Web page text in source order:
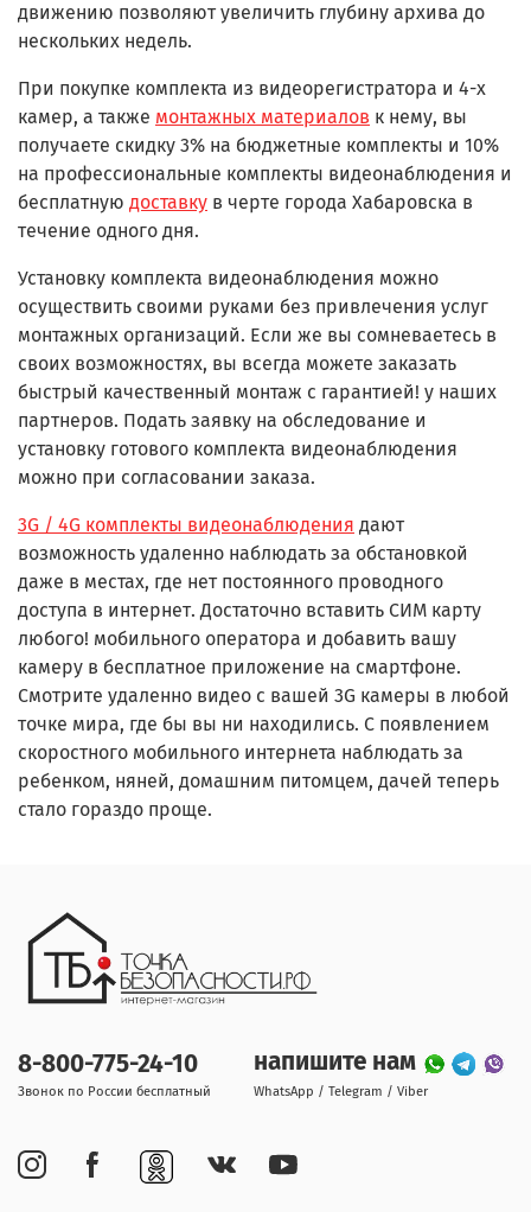
движению позволяют увеличить глубину архива до
нескольких недель.
При покупке комплекта из видеорегистратора и 4-х
камер, а также монтажных материалов к нему, вы
получаете скидку 3% на бюджетные комплекты и 10%
на профессиональные комплекты видеонаблюдения и
бесплатную доставку в черте города Хабаровска в
течение одного дня.
Установку комплекта видеонаблюдения можно
осуществить своими руками без привлечения услуг
монтажных организаций. Если же вы сомневаетесь в
своих возможностях, вы всегда можете заказать
быстрый качественный монтаж с гарантией! у наших
партнеров. Подать заявку на обследование и
установку готового комплекта видеонаблюдения
можно при согласовании заказа.
3G / 4G комплекты видеонаблюдения дают
возможность удаленно наблюдать за обстановкой
даже в местах, где нет постоянного проводного
доступа в интернет. Достаточно вставить СИМ карту
любого! мобильного оператора и добавить вашу
камеру в бесплатное приложение на смартфоне.
Смотрите удаленно видео с вашей 3G камеры в любой
точке мира, где бы вы ни находились. С появлением
скоростного мобильного интернета наблюдать за
ребенком, няней, домашним питомцем, дачей теперь
стало гораздо проще.
8-800-775-24-10
Звонок по России бесплатный
напишите нам
WhatsApp / Telegram / Viber